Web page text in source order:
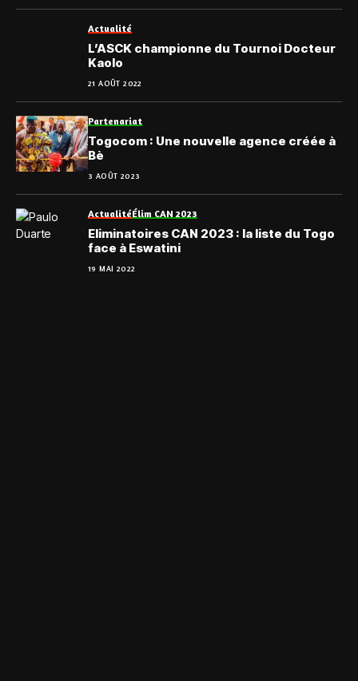
Actualité
L’ASCK championne du Tournoi Docteur
Kaolo
21 AOÛT 2022
Partenariat
Togocom : Une nouvelle agence créée à
Bè
3 AOÛT 2023
ActualitéÉlim CAN 2023
Eliminatoires CAN 2023 : la liste du Togo
face à Eswatini
19 MAI 2022